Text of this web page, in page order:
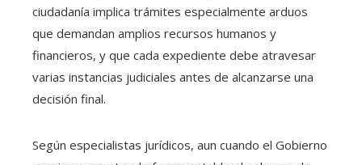
ciudadanía implica trámites especialmente arduos
que demandan amplios recursos humanos y
financieros, y que cada expediente debe atravesar
varias instancias judiciales antes de alcanzarse una
decisión final.
Según especialistas jurídicos, aun cuando el Gobierno